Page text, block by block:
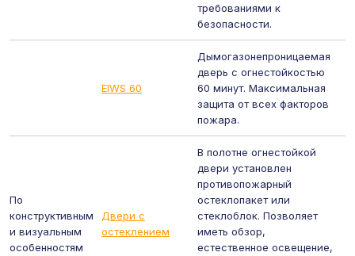
требованиями к
безопасности.
EIWS 60
Дымогазонепроницаемая
дверь с огнестойкостью
60 минут. Максимальная
защита от всех факторов
пожара.
По
конструктивным
и визуальным
особенностям
Двери с
остеклением
В полотне огнестойкой
двери установлен
противопожарный
остеклопакет или
стеклоблок. Позволяет
иметь обзор,
естественное освещение,